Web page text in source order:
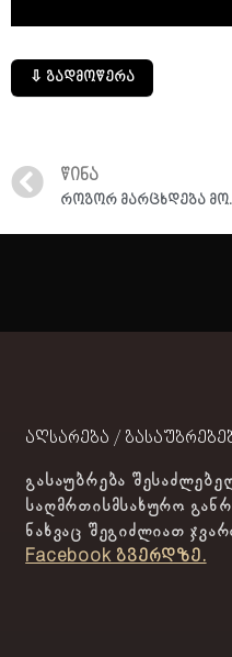
⇩ გადმოწერა
ᲬᲘᲜᲐ
როგორ
აღსარება /
გასაუბრება
საღმრთისმსახურო
ნახვაც შეგიძლიათ
Facebook გვერდზე.